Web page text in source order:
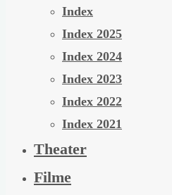
Index
Index 2025
Index 2024
Index 2023
Index 2022
Index 2021
Theater
Filme